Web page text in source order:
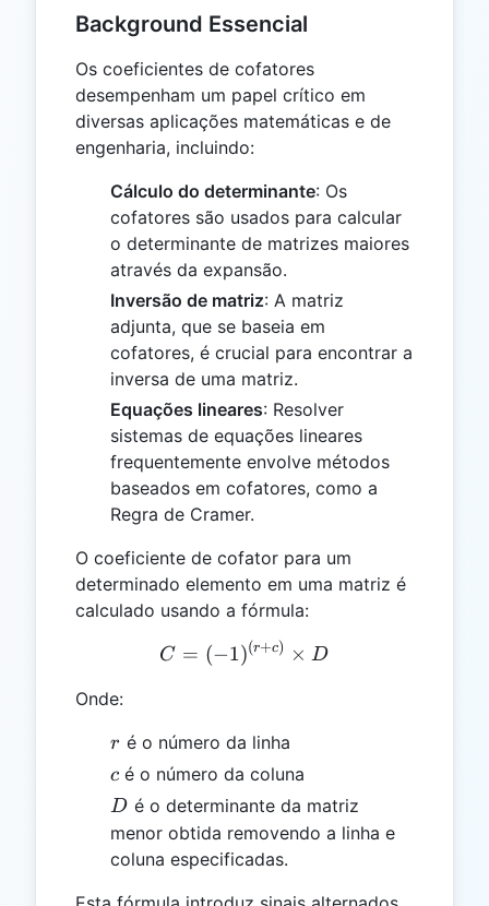
Background Essencial
Os coeficientes de cofatores
desempenham um papel crítico em
diversas aplicações matemáticas e de
engenharia, incluindo:
Cálculo do determinante: Os
cofatores são usados para calcular
o determinante de matrizes maiores
através da expansão.
Inversão de matriz: A matriz
adjunta, que se baseia em
cofatores, é crucial para encontrar a
inversa de uma matriz.
Equações lineares: Resolver
sistemas de equações lineares
frequentemente envolve métodos
baseados em cofatores, como a
Regra de Cramer.
O coeficiente de cofator para um
determinado elemento em uma matriz é
calculado usando a fórmula:
C = (-1)^{(r+c)} \times D
C = (−1)(r+c) × D
Onde:
r
r é o número da linha
c
c é o número da coluna
D
D é o determinante da matriz
menor obtida removendo a linha e
coluna especificadas.